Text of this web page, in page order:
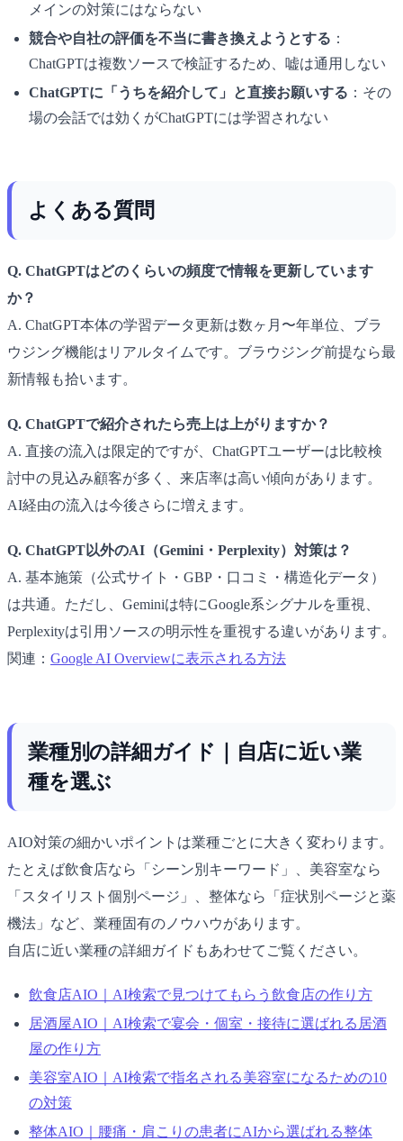
メインの対策にはならない
競合や自社の評価を不当に書き換えようとする ：
ChatGPTは複数ソースで検証するため、嘘は通用しない
ChatGPTに「うちを紹介して」と直接お願いする ：その
場の会話では効くがChatGPTには学習されない
よくある質問
Q. ChatGPTはどのくらいの頻度で情報を更新しています
か？
A. ChatGPT本体の学習データ更新は数ヶ月〜年単位、ブラ
ウジング機能はリアルタイムです。ブラウジング前提なら最
新情報も拾います。
Q. ChatGPTで紹介されたら売上は上がりますか？
A. 直接の流入は限定的ですが、ChatGPTユーザーは比較検
討中の見込み顧客が多く、来店率は高い傾向があります。
AI経由の流入は今後さらに増えます。
Q. ChatGPT以外のAI（Gemini・Perplexity）対策は？
A. 基本施策（公式サイト・GBP・口コミ・構造化データ）
は共通。ただし、Geminiは特にGoogle系シグナルを重視、
Perplexityは引用ソースの明示性を重視する違いがあります。
関連： Google AI Overviewに表示される方法
業種別の詳細ガイド｜自店に近い業
種を選ぶ
AIO対策の細かいポイントは業種ごとに大きく変わります。
たとえば飲食店なら「シーン別キーワード」、美容室なら
「スタイリスト個別ページ」、整体なら「症状別ページと薬
機法」など、業種固有のノウハウがあります。
自店に近い業種の詳細ガイドもあわせてご覧ください。
飲食店AIO｜AI検索で見つけてもらう飲食店の作り方
居酒屋AIO｜AI検索で宴会・個室・接待に選ばれる居酒
屋の作り方
美容室AIO｜AI検索で指名される美容室になるための10
の対策
整体AIO｜腰痛・肩こりの患者にAIから選ばれる整体